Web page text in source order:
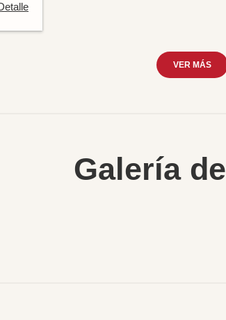
VER MÁS
Galería de